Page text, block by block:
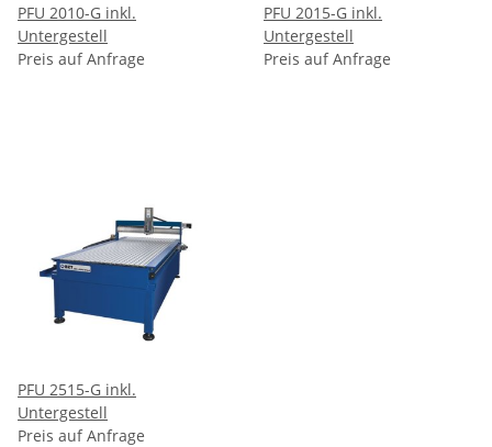
PFU 2010-G inkl.
Untergestell
Preis auf Anfrage
PFU 2015-G inkl.
Untergestell
Preis auf Anfrage
PFU 2515-G inkl.
Untergestell
Preis auf Anfrage